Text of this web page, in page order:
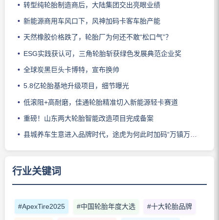
转型纯轮胎制造商后，大陆集团交出亮眼业绩
新能源商用车风口下，风神加码卡客车胎产能
天然橡胶价格跌了，轮胎厂为何还不敢“松口气”？
ESG实践获认可，三角轮胎斩获绿色发展典范企业奖
全球炭黑巨头卡博特，宣布换帅
5.8亿轮胎基地升级项目，细节曝光
低滚阻+高耐磨，佳通轮胎精准切入新能源轻卡赛道
重磅！山东两大轮胎智能改造项目完成备案
县城养车生意进入品牌时代，途虎为何此时加码“万镇万店”？
行业关键词
#ApexTire2025 #中国轮胎年度大选 #十大轮胎品牌